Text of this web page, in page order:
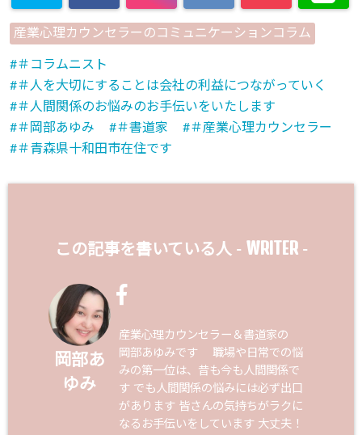
産業心理カウンセラーのコミュニケーションコラム
＃コラムニスト
＃人を大切にすることは会社の利益につながっていく
＃人間関係のお悩みのお手伝いをいたします
＃岡部あゆみ
＃書道家
＃産業心理カウンセラー
＃青森県十和田市在住です
この記事を書いている人 - WRITER-
岡部あ
ゆみ
産業心理カウンセラー＆書道家の
岡部あゆみです 職場や日常での悩
みの第一位は、昔も今も人間関係で
す でも人間関係の悩みには必ず出口
があります 皆さんの気持ちがラクに
なるお手伝いをしています 大丈夫！